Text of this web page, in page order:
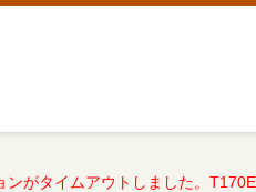
がタイムアウトしました。